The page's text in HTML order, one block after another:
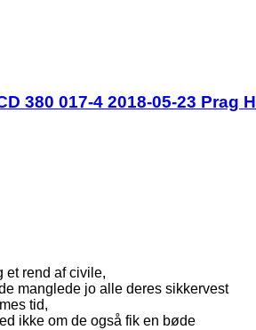
380 017-4 2018-05-23 Prag H
et rend af civile,
manglede jo alle deres sikkervest
tid,
ikke om de også fik en bøde